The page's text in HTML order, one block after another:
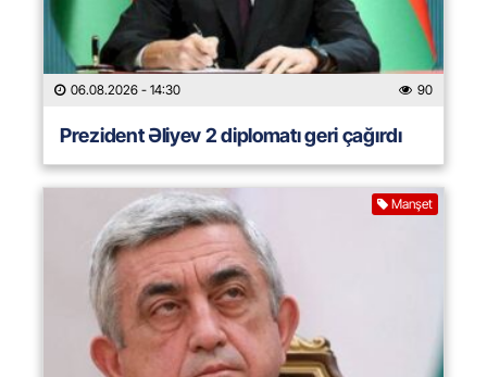
06.08.2026 - 14:30 90
Prezident Əliyev 2 diplomatı geri çağırdı
Manşet